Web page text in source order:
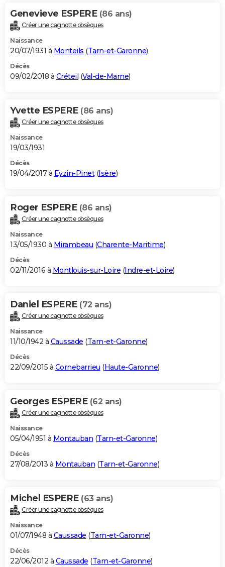
Genevieve ESPERE (86 ans)
Créer une cagnotte obsèques
Naissance
20/07/1931 à Monteils (Tarn-et-Garonne)
Décès
09/02/2018 à Créteil (Val-de-Marne)
Yvette ESPERE (86 ans)
Créer une cagnotte obsèques
Naissance
19/03/1931
Décès
19/04/2017 à Eyzin-Pinet(Isère)
Roger ESPERE (86 ans)
Créer une cagnotte obsèques
Naissance
13/05/1930 à Mirambeau (Charente-Maritime)
Décès
02/11/2016 à Montlouis-sur-Loire (Indre-et-Loire)
Daniel ESPERE (72 ans)
Créer une cagnotte obsèques
Naissance
11/10/1942 à Caussade (Tarn-et-Garonne)
Décès
22/09/2015 à Cornebarrieu (Haute-Garonne)
Georges ESPERE (62 ans)
Créer une cagnotte obsèques
Naissance
05/04/1951 à Montauban (Tarn-et-Garonne)
Décès
27/08/2013 à Montauban (Tarn-et-Garonne)
Michel ESPERE (63 ans)
Créer une cagnotte obsèques
Naissance
01/07/1948 à Caussade (Tarn-et-Garonne)
Décès
22/06/2012 à Caussade (Tarn-et-Garonne)